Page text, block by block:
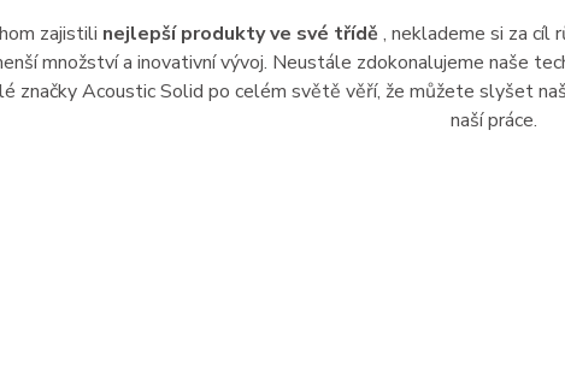
zajistili nejlepší produkty ve své třídě , neklademe si za cíl
množství a inovativní vývoj. Neustále zdokonalujeme naše
značky Acoustic Solid po celém světě věří, že můžete slyšet
naší práce.